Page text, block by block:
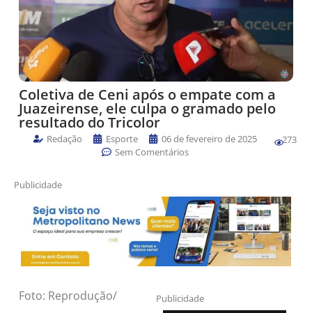
Coletiva de Ceni após o empate com a
Juazeirense, ele culpa o gramado pelo
resultado do Tricolor
Redação Esporte
06 de fevereiro de 2025
Sem Comentários
273
Publicidade
Foto: Reprodução/ Publicidade